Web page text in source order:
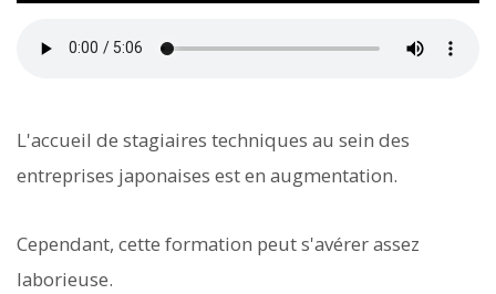
L'accueil de stagiaires techniques au sein des
entreprises japonaises est en augmentation.
Cependant, cette formation peut s'avérer assez
laborieuse.